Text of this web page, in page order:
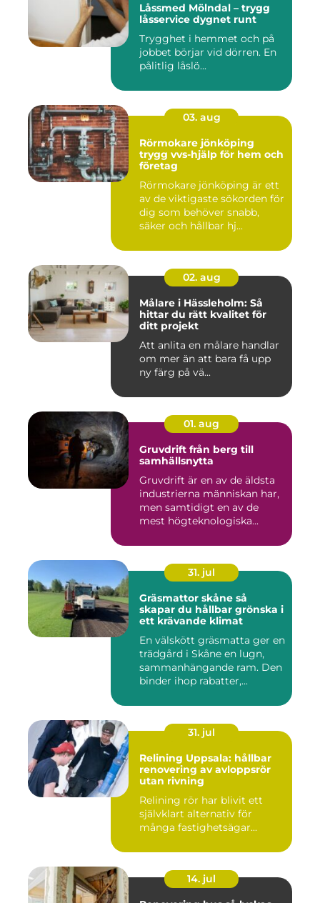
Låssmed Mölndal – trygg
låsservice dygnet runt
Trygghet i hemmet och på
jobbet börjar vid dörren. En
pålitlig låslö...
03. aug
Rörmokare jönköping
trygg vvs-hjälp för hem och
företag
Rörmokare jönköping är ett
av de viktigaste sökorden för
dig som behöver snabb,
säker och hållbar hj...
02. aug
Målare i Hässleholm: Så
hittar du rätt kvalitet för
ditt projekt
Att anlita en målare handlar
om mer än att bara få upp
ny färg på vä...
01. aug
Gruvdrift från berg till
samhällsnytta
Gruvdrift är en av de äldsta
industrierna människan har,
men samtidigt en av de
mest högteknologiska...
31. jul
Gräsmattor skåne så
skapar du hållbar grönska i
ett krävande klimat
En välskött gräsmatta ger en
trädgård i Skåne en lugn,
sammanhängande ram. Den
binder ihop rabatter,...
31. jul
Relining Uppsala: hållbar
renovering av avloppsrör
utan rivning
Relining rör har blivit ett
självklart alternativ för
många fastighetsägar...
14. jul